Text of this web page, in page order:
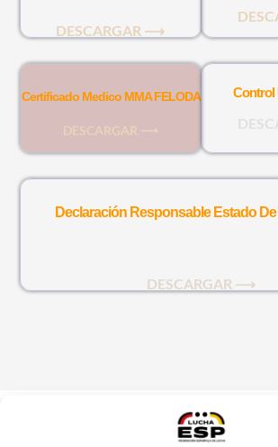
DESCARGAR ⟶
Certificado Medico MMA FELODA Control
Declaración Responsable Estado
DESCARGAR ⟶